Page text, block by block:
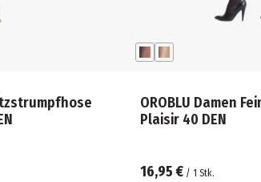
OROBLU Damen
Plaisir 40 DEN
16,95 €/ 1 Stk.